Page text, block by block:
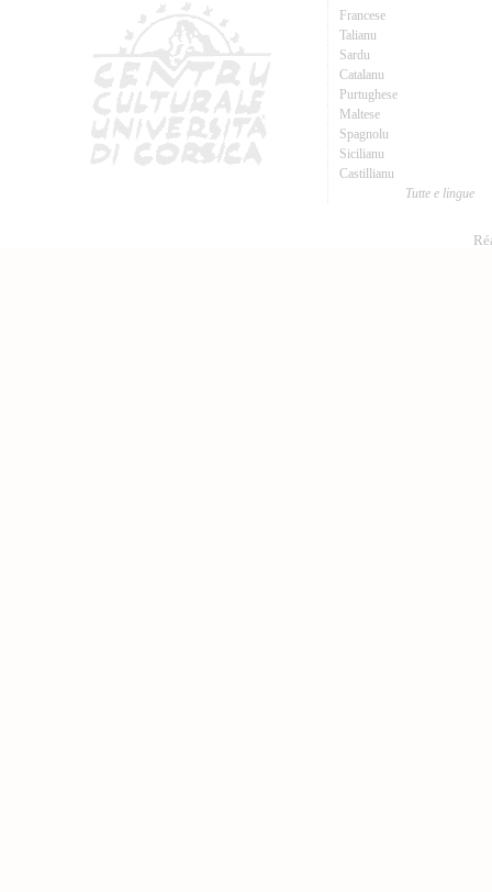
Francese
Talianu
Sardu
Catalanu
Purtughese
Maltese
Spagnolu
Sicilianu
Castillianu
Tutte e lingue